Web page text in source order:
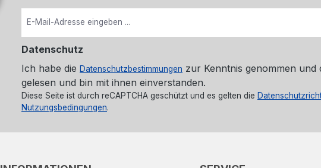
Datenschutz
Ich habe die Datenschutzbestimmungen zur Kenntnis genommen und
gelesen und bin mit ihnen einverstanden.
Diese Seite ist durch reCAPTCHA geschützt und es gelten die
Nutzungsbedingungen.